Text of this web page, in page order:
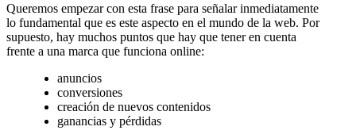
Queremos empezar con esta frase para señalar inmediatamente
lo fundamental que es este aspecto en el mundo de la web. Por
supuesto, hay muchos puntos que hay que tener en cuenta
frente a una marca que funciona online:
anuncios
conversiones
creación de nuevos contenidos
ganancias y pérdidas